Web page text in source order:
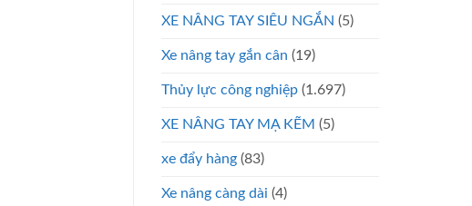
XE NÂNG TAY SIÊU NGẮN (5)
Xe nâng tay gắn cân (19)
Thủy lực công nghiệp (1.697)
XE NÂNG TAY MẠ KẼM (5)
xe đẩy hàng (83)
Xe nâng càng dài (4)